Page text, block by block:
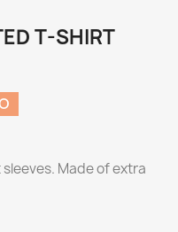
T-SHIRT
Made of extra